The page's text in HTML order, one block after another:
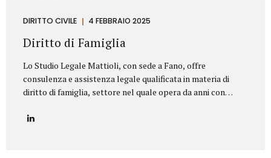
DIRITTO CIVILE 4 FEBBRAIO 2025
Diritto di Famiglia
Lo Studio Legale Mattioli, con sede a Fano, offre
consulenza e assistenza legale qualificata in materia di
diritto di famiglia, settore nel quale opera da anni con
consolidata, lo Studio affronta con professionalità tutte le